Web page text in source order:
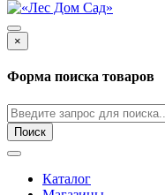
×
Форма поиска товаров
Поиск
Каталог